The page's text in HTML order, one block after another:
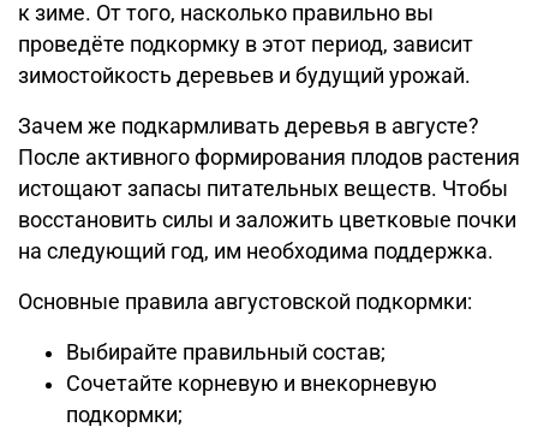
к зиме. От того, насколько правильно вы
проведёте подкормку в этот период, зависит
зимостойкость деревьев и будущий урожай.
Зачем же подкармливать деревья в августе?
После активного формирования плодов растения
истощают запасы питательных веществ. Чтобы
восстановить силы и заложить цветковые почки
на следующий год, им необходима поддержка.
Основные правила августовской подкормки:
Выбирайте правильный состав;
Сочетайте корневую и внекорневую
подкормки;